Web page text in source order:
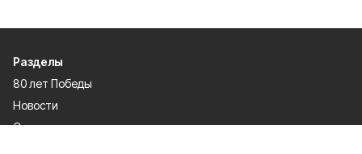
Разделы
80 лет Победы
Новости
Статьи